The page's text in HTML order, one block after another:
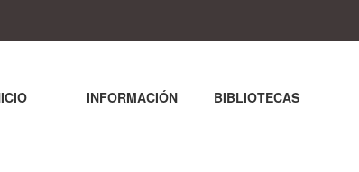
INFORMACIÓN BIBLIOTECAS